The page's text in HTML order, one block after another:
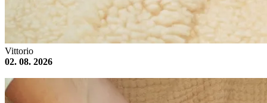
Vittorio
02. 08. 2026